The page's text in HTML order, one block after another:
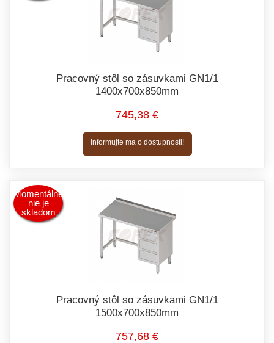
Pracovný stôl so zásuvkami GN1/1
1400x700x850mm
745,38 €
Informujte ma o dostupnosti!
Momentálne
nie je
skladom
Pracovný stôl so zásuvkami GN1/1
1500x700x850mm
757,68 €